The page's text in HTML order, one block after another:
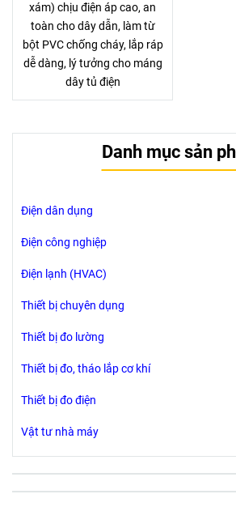
xám) chịu điện áp cao, an
toàn cho dây dẫn, làm từ
bột PVC chống cháy, lắp ráp
dễ dàng, lý tưởng cho máng
dây tủ điện
Danh mục sản
Điện dân dụng
Điện công nghiệp
Điện lạnh (HVAC)
Thiết bị chuyên dụng
Thiết bị đo lường
Thiết bị đo, tháo lắp cơ khí
Thiết bị đo điện
Vật tư nhà máy